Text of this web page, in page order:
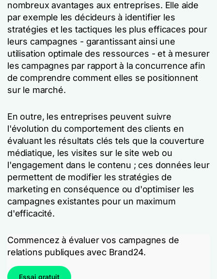
nombreux avantages aux entreprises. Elle aide
par exemple les décideurs à identifier les
stratégies et les tactiques les plus efficaces pour
leurs campagnes - garantissant ainsi une
utilisation optimale des ressources - et à mesurer
les campagnes par rapport à la concurrence afin
de comprendre comment elles se positionnent
sur le marché.
En outre, les entreprises peuvent suivre
l'évolution du comportement des clients en
évaluant les résultats clés tels que la couverture
médiatique, les visites sur le site web ou
l'engagement dans le contenu ; ces données leur
permettent de modifier les stratégies de
marketing en conséquence ou d'optimiser les
campagnes existantes pour un maximum
d'efficacité.
Commencez à évaluer vos campagnes de
relations publiques avec Brand24.
Essai gratuit